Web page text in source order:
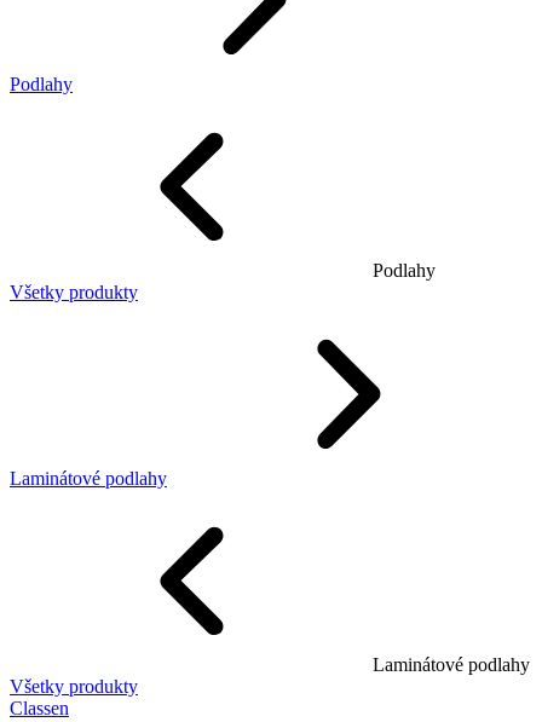
Podlahy
Podlahy
Všetky produkty
Laminátové podlahy
Laminátové podlahy
Všetky produkty
Classen